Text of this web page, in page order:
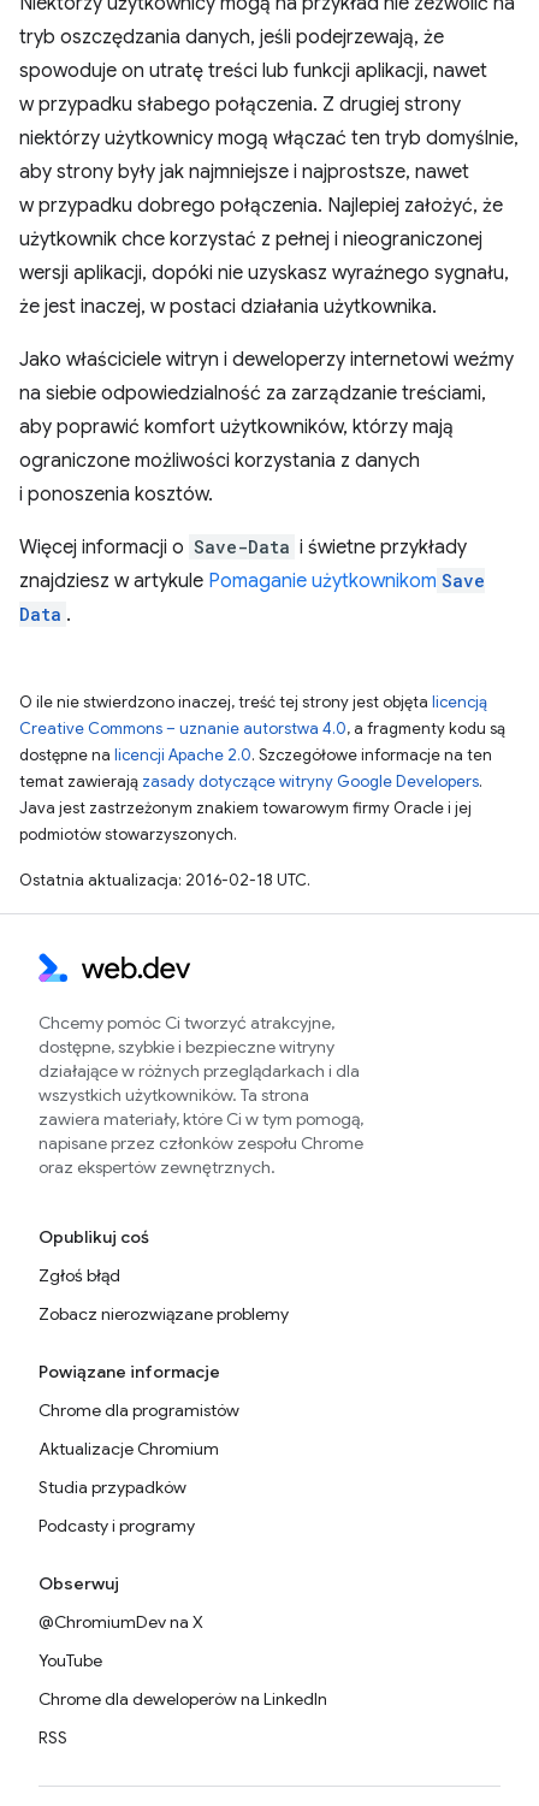
tryb oszczędzania danych, jeśli podejrzewają, że
spowoduje on utratę treści lub funkcji aplikacji, nawet
w przypadku słabego połączenia. Z drugiej strony
niektórzy użytkownicy mogą włączać ten tryb domyślnie,
aby strony były jak najmniejsze i najprostsze, nawet
w przypadku dobrego połączenia. Najlepiej założyć, że
użytkownik chce korzystać z pełnej i nieograniczonej
wersji aplikacji, dopóki nie uzyskasz wyraźnego sygnału,
że jest inaczej, w postaci działania użytkownika.
Jako właściciele witryn i deweloperzy internetowi weźmy
na siebie odpowiedzialność za zarządzanie treściami,
aby poprawić komfort użytkowników, którzy mają
ograniczone możliwości korzystania z danych
i ponoszenia kosztów.
Więcej informacji o Save-Data i świetne przykłady
znajdziesz w artykule Pomaganie użytkownikom Save
Data .
O ile nie stwierdzono inaczej, treść tej strony jest objęta licencją
Creative Commons – uznanie autorstwa 4.0, a fragmenty kodu są
dostępne na licencji Apache 2.0. Szczegółowe informacje na ten
temat zawierają zasady dotyczące witryny Google Developers.
Java jest zastrzeżonym znakiem towarowym firmy Oracle i jej
podmiotów stowarzyszonych.
Ostatnia aktualizacja: 2016-02-18 UTC.
Chcemy pomóc Ci tworzyć atrakcyjne,
dostępne, szybkie i bezpieczne witryny
działające w różnych przeglądarkach i dla
wszystkich użytkowników. Ta strona
zawiera materiały, które Ci w tym pomogą,
napisane przez członków zespołu Chrome
oraz ekspertów zewnętrznych.
Opublikuj coś
Zgłoś błąd
Zobacz nierozwiązane problemy
Powiązane informacje
Chrome dla programistów
Aktualizacje Chromium
Studia przypadków
Podcasty i programy
Obserwuj
@ChromiumDev na X
YouTube
Chrome dla deweloperów na LinkedIn
RSS